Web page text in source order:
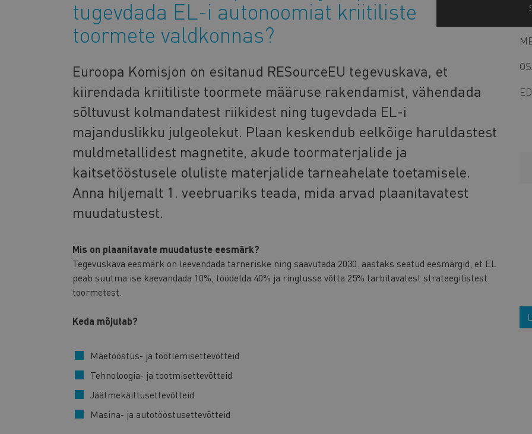
tugevdada EL-i autonoomiat kriitiliste
toormete valdkonnas?
Euroopa Komisjon on esitanud RESourceEU tegevuskava, et
kiirendada kriitiliste toormete määruse rakendamist, vähendada
sõltuvust kolmandatest riikidest ning tugevdada EL-i
majanduslikku julgeolekut. Plaan keskendub eelkõige haruldastest
muldmetallidest magnetite, akude toormaterjalide ja
kaitsetööstusele oluliste materjalide tarneahelate toetamisele.
Anna hiljemalt 1. veebruariks teada, mida arvad plaanitavatest
muudatustest.
Mis on plaanitavate muudatuste eesmärk?
Tegevuskava eesmärk on leevendada tarneriske ning saavutada 2030. aastaks seatud eesmärgid, et EL
peab suutma ise kaevandada 10%, töödelda 40% ja ringlusse võtta 25% tarbitavatest strateegilistest
toormetest.
Keda mõjutab?
Mäetööstus- ja töötlemisettevõtteid
Tehnoloogia- ja tootmisettevõtteid
Jäätmekäitlusettevõtteid
Masina- ja autotööstusettevõtteid